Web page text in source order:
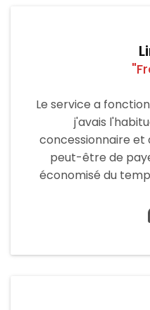
Le service a
j'avais
concessionnaire
peut-être de
économisé du